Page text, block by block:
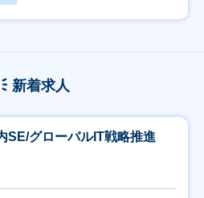
新着求人
SE/グローバルIT戦略推進